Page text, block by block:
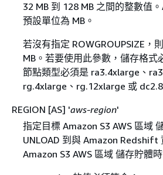
32 MB 到 128 MB 之間的整數值
預設單位為 MB。
若沒有指定 ROWGROUPSIZE，
MB。若要使用此參數，儲存格式
節點類型必須是 ra3.4xlarge、
rg.4xlarge、rg.12xlarge 或
REGION [AS] 'aws-region'
指定目標 Amazon S3 AWS 區域
UNLOAD 到與 Amazon Redshift
Amazon S3 AWS 區域 儲存貯體時